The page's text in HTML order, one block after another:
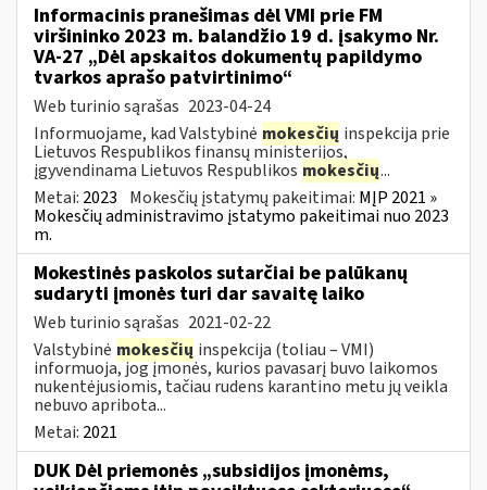
Informacinis pranešimas dėl VMI prie FM
viršininko 2023 m. balandžio 19 d. įsakymo Nr.
VA-27 „Dėl apskaitos dokumentų papildymo
tvarkos aprašo patvirtinimo“
Web turinio sąrašas 2023-04-24
Informuojame, kad Valstybinė mokesčių inspekcija prie
Lietuvos Respublikos finansų ministerijos,
įgyvendinama Lietuvos Respublikos mokesčių...
Metai: 2023 Mokesčių įstatymų pakeitimai: MĮP 2021 »
Mokesčių administravimo įstatymo pakeitimai nuo 2023
m.
Mokestinės paskolos sutarčiai be palūkanų
sudaryti įmonės turi dar savaitę laiko
Web turinio sąrašas 2021-02-22
Valstybinė mokesčių inspekcija (toliau – VMI)
informuoja, jog įmonės, kurios pavasarį buvo laikomos
nukentėjusiomis, tačiau rudens karantino metu jų veikla
nebuvo apribota...
Metai: 2021
DUK Dėl priemonės „subsidijos įmonėms,